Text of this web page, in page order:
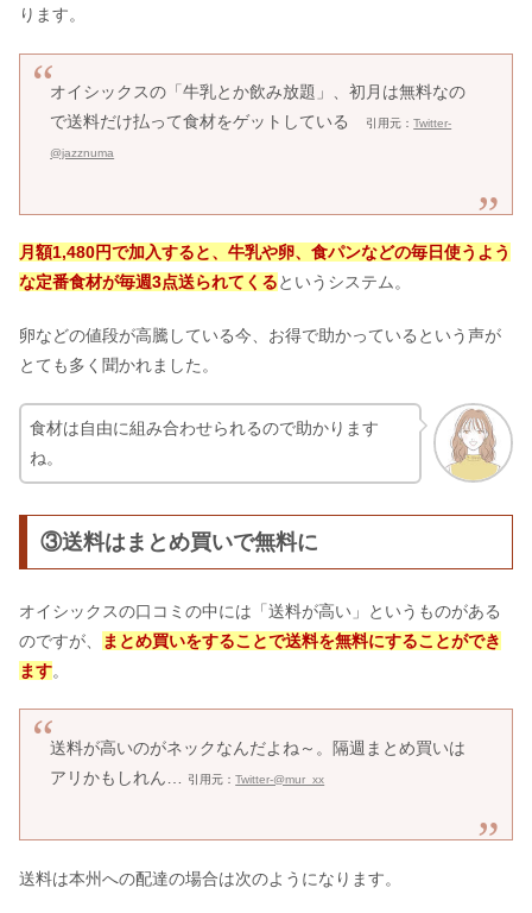
ります。
オイシックスの「牛乳とか飲み放題」、初月は無料なの
で送料だけ払って食材をゲットしている
引用元：Twitter-
@jazznuma
月額1,480円で加入すると、牛乳や卵、食パンなどの毎日使うよう
な定番食材が毎週3点送られてくるというシステム。
卵などの値段が高騰している今、お得で助かっているという声が
とても多く聞かれました。
食材は自由に組み合わせられるので助かります
ね。
③送料はまとめ買いで無料に
オイシックスの口コミの中には「送料が高い」というものがある
のですが、
まとめ買いをすることで送料を無料にすることができ
ます。
送料が高いのがネックなんだよね～。隔週まとめ買いは
アリかもしれん…
引用元：Twitter-@mur_xx
送料は本州への配達の場合は次のようになります。